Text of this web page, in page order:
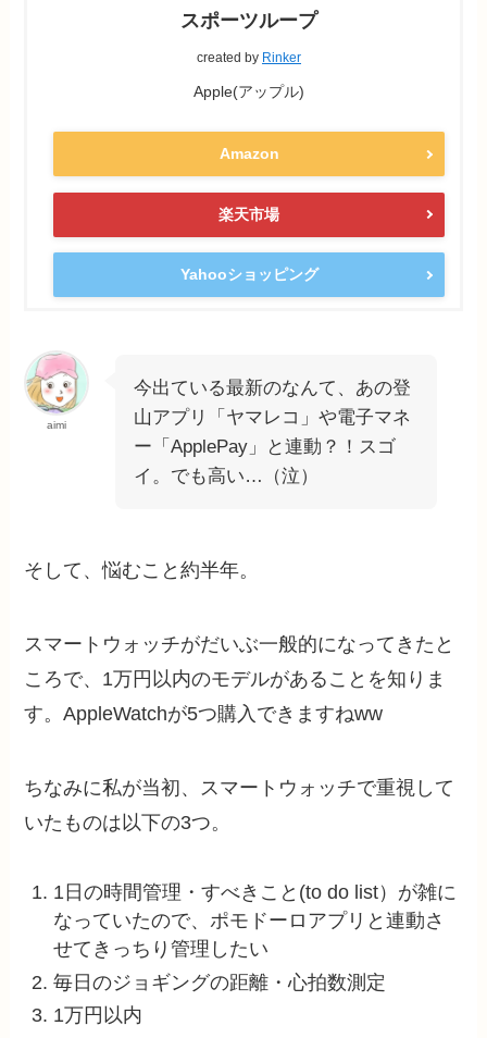
スポーツループ
created by Rinker
Apple(アップル)
Amazon
楽天市場
Yahooショッピング
aimi
今出ている最新のなんて、あの登
山アプリ「ヤマレコ」や電子マネ
ー「ApplePay」と連動？！スゴ
イ。でも高い…（泣）
そして、悩むこと約半年。
スマートウォッチがだいぶ一般的になってきたと
ころで、1万円以内のモデルがあることを知りま
す。AppleWatchが5つ購入できますねww
ちなみに私が当初、スマートウォッチで重視して
いたものは以下の3つ。
1日の時間管理・すべきこと(to do list）が雑に
なっていたので、ポモドーロアプリと連動さ
せてきっちり管理したい
毎日のジョギングの距離・心拍数測定
1万円以内